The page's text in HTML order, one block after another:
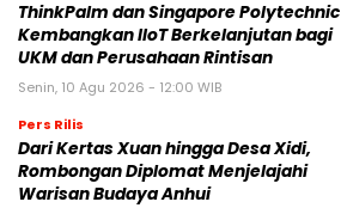
ThinkPalm dan Singapore Polytechnic
Kembangkan IIoT Berkelanjutan bagi
UKM dan Perusahaan Rintisan
Senin, 10 Agu 2026 - 12:00 WIB
Pers Rilis
Dari Kertas Xuan hingga Desa Xidi,
Rombongan Diplomat Menjelajahi
Warisan Budaya Anhui